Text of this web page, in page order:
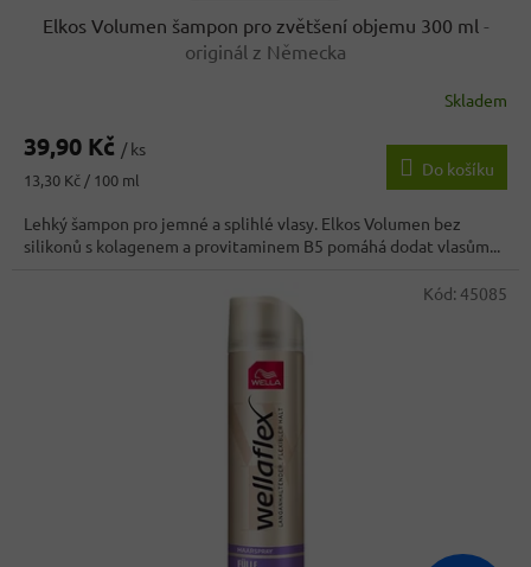
Elkos Volumen šampon pro zvětšení objemu 300 ml -
originál z Německa
produktu
3,8
z
5
hvězdiček.
Skladem
39,90 Kč / ks
Měrná
13,30 Kč / 100 ml
Do košíku
Lehký šampon pro jemné a splihlé vlasy. Elkos Volumen bez
silikonů s kolagenem a provitaminem B5 pomáhá dodat vlasům...
Kód: 45085